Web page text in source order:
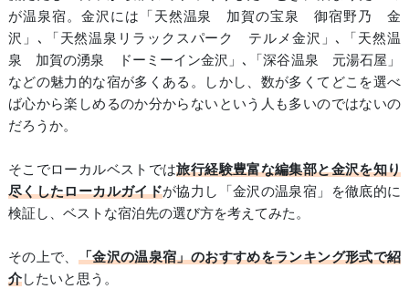
が温泉宿。金沢には「天然温泉 加賀の宝泉 御宿野乃 金
沢」､「天然温泉リラックスパーク テルメ金沢」､「天然温
泉 加賀の湧泉 ドーミーイン金沢」､「深谷温泉 元湯石屋」
などの魅力的な宿が多くある。しかし、数が多くてどこを選べ
ば心から楽しめるのか分からないという人も多いのではないの
だろうか。
そこでローカルベストでは旅行経験豊富な編集部と金沢を知り
尽くしたローカルガイドが協力し「金沢の温泉宿」を徹底的に
検証し、ベストな宿泊先の選び方を考えてみた。
その上で、 「金沢の温泉宿」のおすすめをランキング形式で紹
介したいと思う。